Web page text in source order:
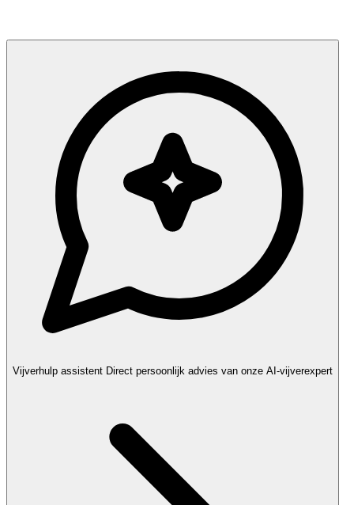
Vijverhulp assistent Direct persoonlijk advies van onze AI-vijverexpert